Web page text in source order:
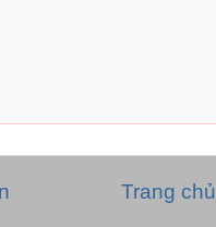
Trang chủ